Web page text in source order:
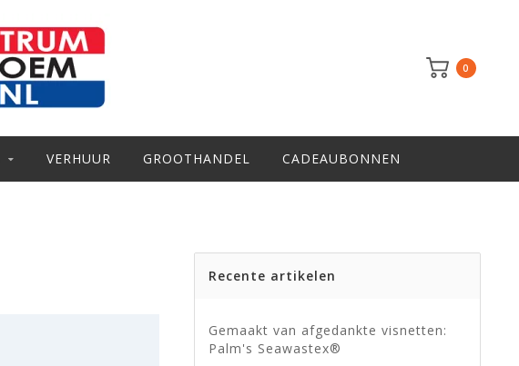
0
VERHUUR GROOTHANDEL CADEAUBONNEN
Recente artikelen
Gemaakt van afgedankte visnetten:
Palm's Seawastex®